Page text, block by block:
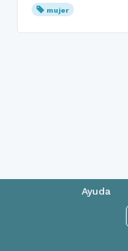
mujer
Ayuda